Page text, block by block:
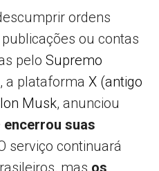
ordens
ou contas
pelo Supremo
, a plataforma X (antigo
Musk, anunciou
encerrou suas
serviço continuará
mas os